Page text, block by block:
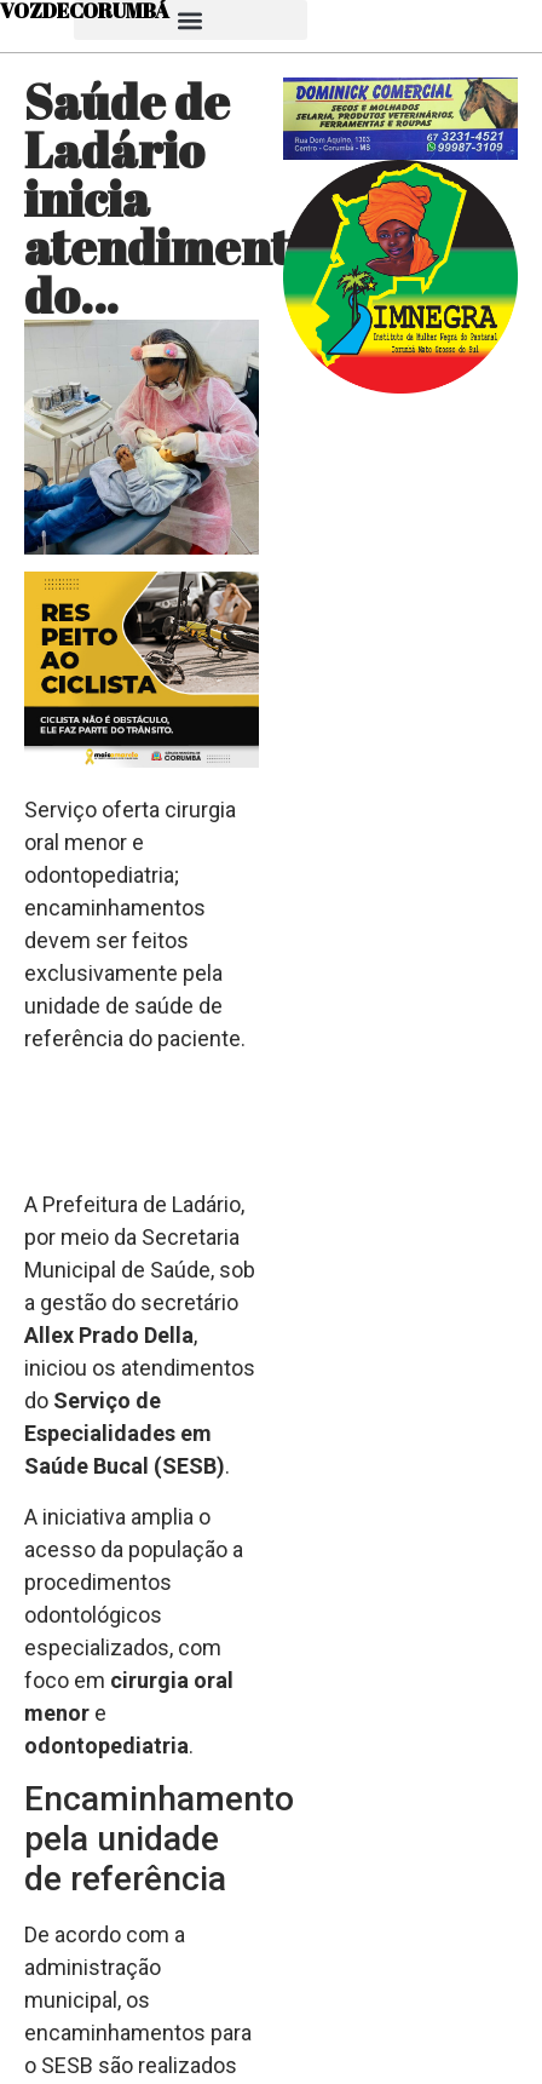
VOZDECORUMBÁ
Saúde de
Ladário
inicia
atendimentos
do…
Serviço oferta cirurgia
oral menor e
odontopediatria;
encaminhamentos
devem ser feitos
exclusivamente pela
unidade de saúde de
referência do paciente.
A Prefeitura de Ladário,
por meio da Secretaria
Municipal de Saúde, sob
a gestão do secretário
Allex Prado Della,
iniciou os atendimentos
do Serviço de
Especialidades em
Saúde Bucal (SESB).
A iniciativa amplia o
acesso da população a
procedimentos
odontológicos
especializados, com
foco em cirurgia oral
menor e
odontopediatria.
Encaminhamento
pela unidade
de referência
De acordo com a
administração
municipal, os
encaminhamentos para
o SESB são realizados